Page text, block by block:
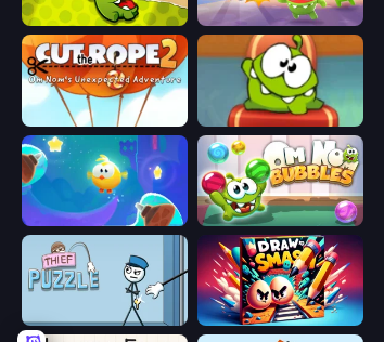
Cut the Rope Om Nom: Run
Cut The Rope 2
Cut the Rope: Magic Om Nom: Bubbles
Thief Puzzle Draw To Smash!